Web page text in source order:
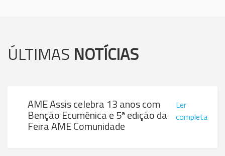
ÚLTIMAS NOTÍCIAS
AME Assis celebra 13 anos com
Benção Ecumênica e 5ª edição da
Feira AME Comunidade
Ler
completa